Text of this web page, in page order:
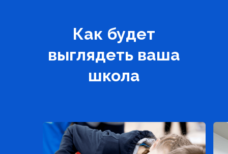
Как будет
выглядеть ваша
школа